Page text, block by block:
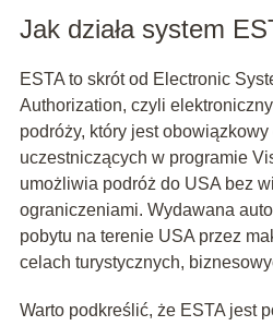
Jak działa system
ESTA to skrót od Electronic
Authorization, czyli
podróży, który jest
uczestniczących w programie
umożliwia podróż do USA bez
ograniczeniami. Wydawana
pobytu na terenie USA przez
celach turystycznych,
Warto podkreślić, że ESTA jest